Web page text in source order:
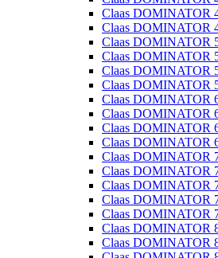
Claas DOMINATOR
Claas DOMINATOR
Claas DOMINATOR
Claas DOMINATOR
Claas DOMINATOR
Claas DOMINATOR
Claas DOMINATOR
Claas DOMINATOR
Claas DOMINATOR
Claas DOMINATOR
Claas DOMINATOR
Claas DOMINATOR
Claas DOMINATOR
Claas DOMINATOR
Claas DOMINATOR
Claas DOMINATOR
Claas DOMINATOR